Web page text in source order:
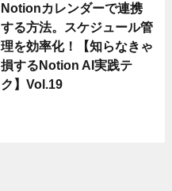
Notionカレンダーで連携
する方法。スケジュール管
理を効率化！【知らなきゃ
損するNotion AI実践テ
ク】Vol.19